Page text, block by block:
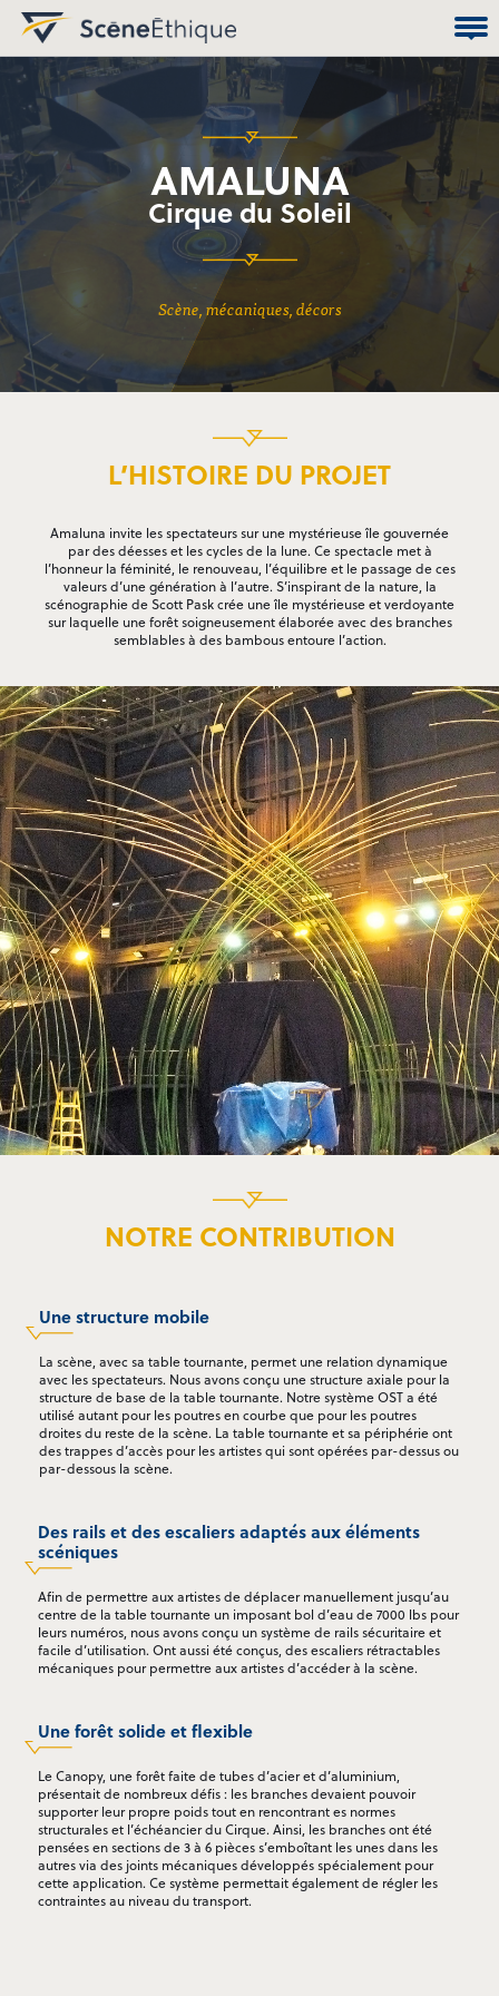
AMALUNA
Cirque du Soleil
scène, mécaniques, décors
L’HISTOIRE DU PROJET
Amaluna invite les spectateurs sur une mystérieuse île gouvernée
par des déesses et les cycles de la lune. Ce spectacle met à
l’honneur la féminité, le renouveau, l’équilibre et le passage de ces
valeurs d’une génération à l’autre. S’inspirant de la nature, la
scénographie de Scott Pask crée une île mystérieuse et verdoyante
sur laquelle une forêt soigneusement élaborée avec des branches
semblables à des bambous entoure l’action.
NOTRE CONTRIBUTION
Une structure mobile
La scène, avec sa table tournante, permet une relation dynamique
avec les spectateurs. Nous avons conçu une structure axiale pour la
structure de base de la table tournante. Notre système OST a été
utilisé autant pour les poutres en courbe que pour les poutres
droites du reste de la scène. La table tournante et sa périphérie ont
des trappes d’accès pour les artistes qui sont opérées par-dessus ou
par-dessous la scène.
Des rails et des escaliers adaptés aux éléments
scéniques
Afin de permettre aux artistes de déplacer manuellement jusqu’au
centre de la table tournante un imposant bol d’eau de 7000 lbs pour
leurs numéros, nous avons conçu un système de rails sécuritaire et
facile d’utilisation. Ont aussi été conçus, des escaliers rétractables
mécaniques pour permettre aux artistes d’accéder à la scène.
Une forêt solide et flexible
Le Canopy, une forêt faite de tubes d’acier et d’aluminium,
présentait de nombreux défis : les branches devaient pouvoir
supporter leur propre poids tout en rencontrant es normes
structurales et l’échéancier du Cirque. Ainsi, les branches ont été
pensées en sections de 3 à 6 pièces s’emboîtant les unes dans les
autres via des joints mécaniques développés spécialement pour
cette application. Ce système permettait également de régler les
contraintes au niveau du transport.